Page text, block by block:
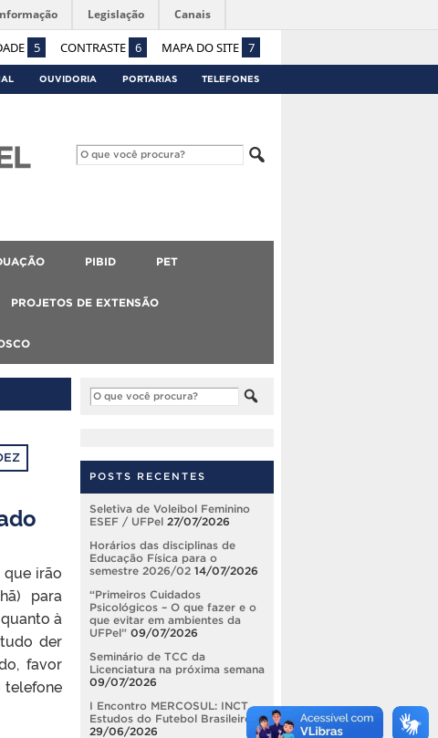
5 CONTRASTE 6 MAPA DO SITE 7
Legislação Canais
OUVIDORIA PORTARIAS TELEFONES
PIBID PET
PROJETOS DE EXTENSÃO
irão
para
à
der
favor
telefone
POSTS RECENTES
Seletiva de Voleibol Feminino
ESEF / UFPel 27/07/2026
Horários das disciplinas de
Educação Física para o
semestre 2026/02 14/07/2026
“Primeiros Cuidados
Psicológicos – O que fazer e o
que evitar em ambientes da
UFPel” 09/07/2026
Seminário de TCC da
Licenciatura na próxima semana
09/07/2026
I Encontro MERCOSUL: INCT
Estudos do Futebol Brasileiro
29/06/2026